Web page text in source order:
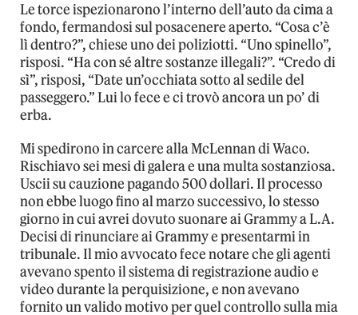
Le torce ispezionarono l’interno dell’auto da cima a
fondo, fermandosi sul posacenere aperto. “Cosa c’è
lì dentro?”, chiese uno dei poliziotti. “Uno spinello”,
risposi. “Ha con sé altre sostanze illegali?”. “Credo di
sì”, risposi, “Date un’occhiata sotto al sedile del
passeggero.” Lui lo fece e ci trovò ancora un po’ di
erba.
Mi spedirono in carcere alla McLennan di Waco.
Rischiavo sei mesi di galera e una multa sostanziosa.
Uscii su cauzione pagando 500 dollari. Il processo
non ebbe luogo fino al marzo successivo, lo stesso
giorno in cui avrei dovuto suonare ai Grammy a L.A.
Decisi di rinunciare ai Grammy e presentarmi in
tribunale. Il mio avvocato fece notare che gli agenti
avevano spento il sistema di registrazione audio e
video durante la perquisizione, e non avevano
fornito un valido motivo per quel controllo sulla mia